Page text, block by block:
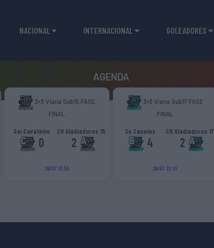
NACIONAL INTERNACIONAL GOLEADORES
AGENDA
3×3 Viana Sub15 FASE
FINAL
Sai Cavalinho
0
CH Gladiaduros 15
2
26/07 21:58
3×3 Viana Sub17 FASE
FINAL
Só Canelas
4
CH Gladiaduros 17
2
26/07 22:10